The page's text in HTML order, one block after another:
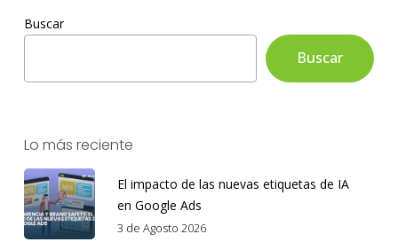
Buscar
Buscar
Lo más reciente
El impacto de las nuevas etiquetas de IA
en Google Ads
3 de Agosto 2026